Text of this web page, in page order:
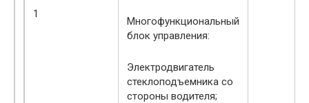
1
Многофункциональный
блок управления:
Электродвигатель
стеклоподъемника со
стороны водителя;